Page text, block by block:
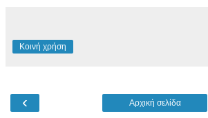
Κοινή χρήση
‹ Αρχική σελίδα